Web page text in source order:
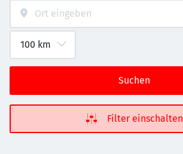
Suchen
Filter einschalten